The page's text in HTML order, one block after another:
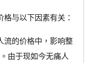
格与以下因素有关：
的价格中，影响整
由于现如今无痛人